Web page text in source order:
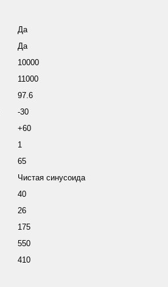
Да
Да
10000
11000
97.6
-30
+60
1
65
Чистая синусоида
40
26
175
550
410